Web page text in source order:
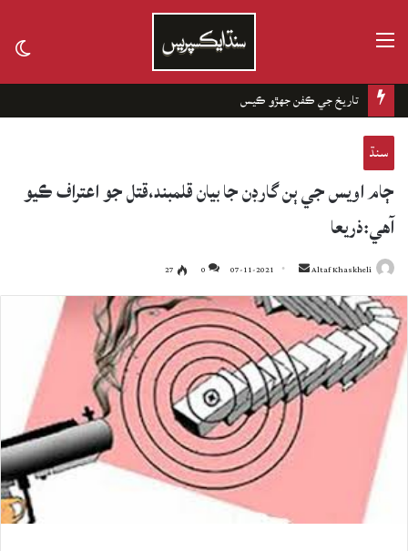
تاريخ جي ڪفن جھڙو ڪيس
سنڌ
ڄام اويس جي ٻن گارڊن جا بيان قلمبند،قتل جو اعتراف ڪيو
آهي:ذريعا
Altaf Khaskheli
Send
an
email
07-11-2021
0
27